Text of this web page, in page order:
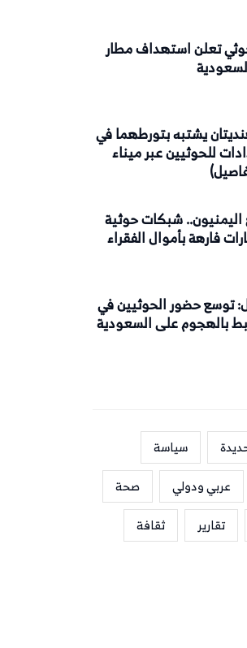
تعلن استهداف مطار
يشتبه بتورطهما في
للحوثيين عبر ميناء
اليمنيون.. شبكات حوثية
فارهة بأموال الفقراء
توسع حضور الحوثيين في
بالهجوم على السعودية
سياسة
عربي ودولي
صحة
تقارير ثقافة